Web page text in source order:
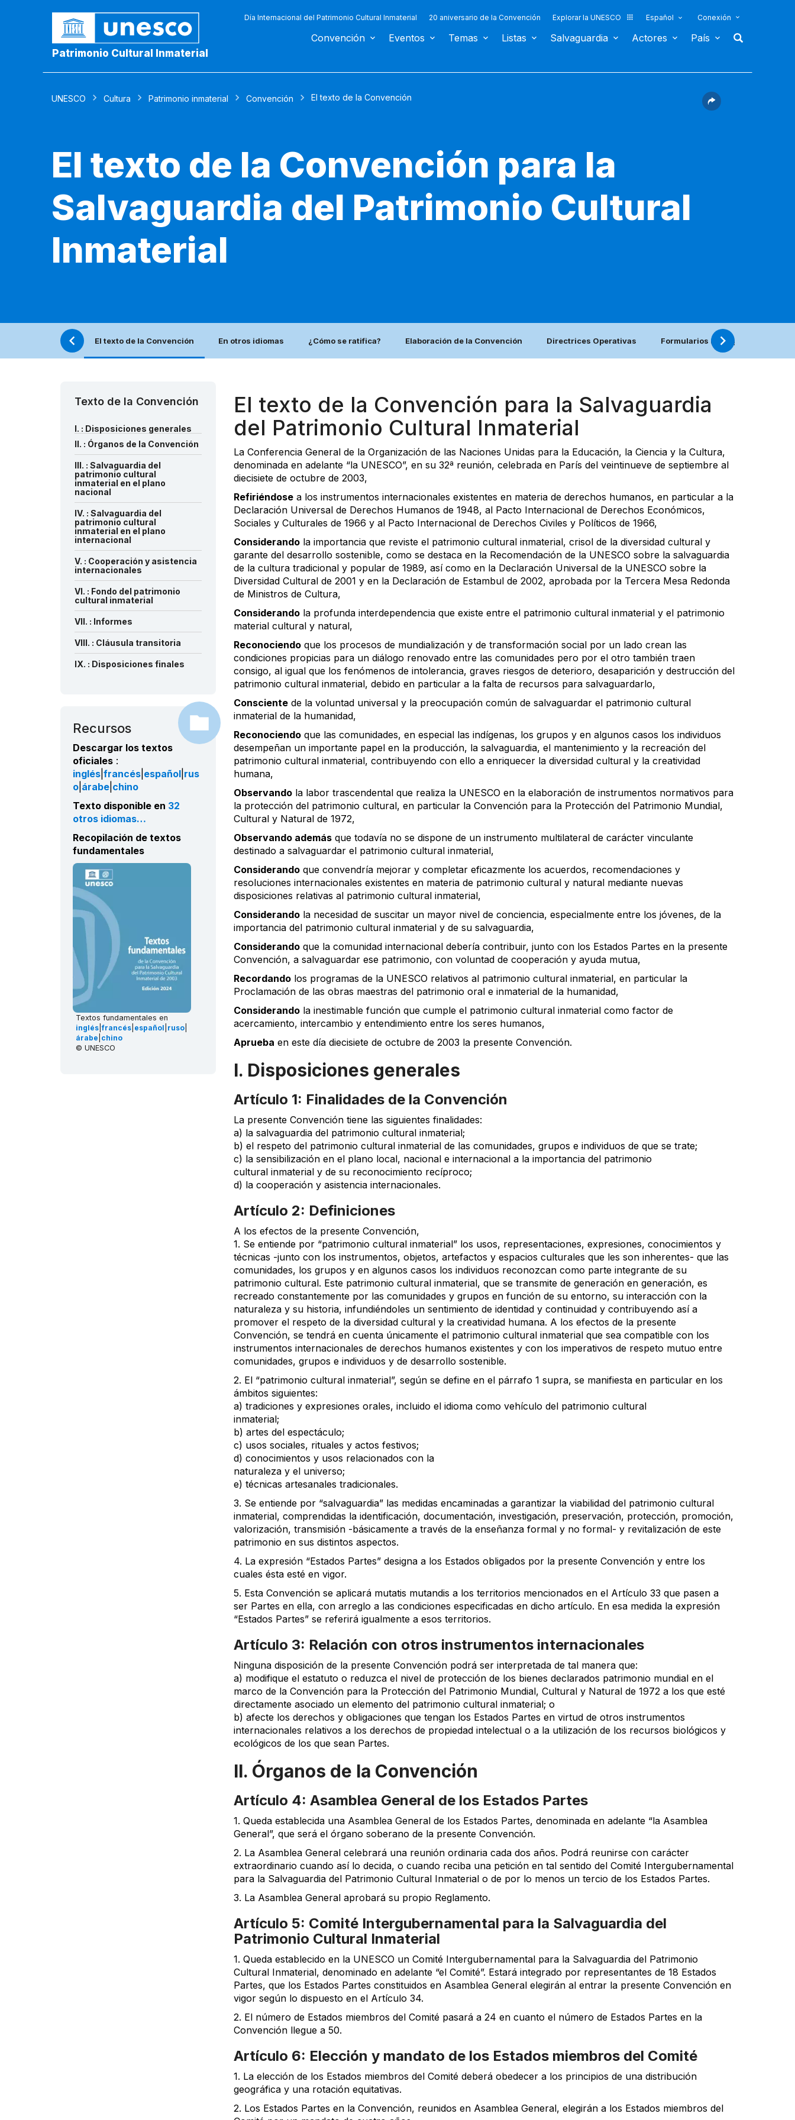
Patrimonio Cultural Inmaterial
Día Internacional del Patrimonio Cultural Inmaterial 20 aniversario de la Convención Explorar la UNESCO Español Conexión
Convención Eventos Temas Listas Salvaguardia Actores País
UNESCO Cultura Patrimonio inmaterial Convención El texto de la Convención
El texto de la Convención para la
Salvaguardia del Patrimonio Cultural
Inmaterial
El texto de la Convención En otros idiomas ¿Cómo se ratifica? Elaboración de la Convención Directrices Operativas Formularios (en inglés)
Texto de la Convención
I. : Disposiciones generales
II. : Órganos de la Convención
III. : Salvaguardia del
patrimonio cultural
inmaterial en el plano
nacional
IV. : Salvaguardia del
patrimonio cultural
inmaterial en el plano
internacional
V. : Cooperación y asistencia
internacionales
VI. : Fondo del patrimonio
cultural inmaterial
VII. : Informes
VIII. : Cláusula transitoria
IX. : Disposiciones finales
Recursos
Descargar los textos
oficiales :
inglés francés español rus
o árabe chino
Texto disponible en 32
otros idiomas…
Recopilación de textos
fundamentales
Textos fundamentales en
inglés |francés español ruso
árabe chino
© UNESCO
El texto de la Convención para la Salvaguardia
del Patrimonio Cultural Inmaterial
La Conferencia General de la Organización de las Naciones Unidas para la Educación, la Ciencia y la Cultura,
denominada en adelante “la UNESCO”, en su 32ª reunión, celebrada en París del veintinueve de septiembre al
diecisiete de octubre de 2003,
Refiriéndosea los instrumentos internacionales existentes en materia de derechos humanos, en particular a la
Declaración Universal de Derechos Humanos de 1948, al Pacto Internacional de Derechos Económicos,
Sociales y Culturales de 1966 y al Pacto Internacional de Derechos Civiles y Políticos de 1966,
Considerandola importancia que reviste el patrimonio cultural inmaterial, crisol de la diversidad cultural y
garante del desarrollo sostenible, como se destaca en la Recomendación de la UNESCO sobre la salvaguardia
de la cultura tradicional y popular de 1989, así como en la Declaración Universal de la UNESCO sobre la
Diversidad Cultural de 2001 y en la Declaración de Estambul de 2002, aprobada por la Tercera Mesa Redonda
de Ministros de Cultura,
Considerandola profunda interdependencia que existe entre el patrimonio cultural inmaterial y el patrimonio
material cultural y natural,
Reconociendoque los procesos de mundialización y de transformación social por un lado crean las
condiciones propicias para un diálogo renovado entre las comunidades pero por el otro también traen
consigo, al igual que los fenómenos de intolerancia, graves riesgos de deterioro, desaparición y destrucción del
patrimonio cultural inmaterial, debido en particular a la falta de recursos para salvaguardarlo,
Conscientede la voluntad universal y la preocupación común de salvaguardar el patrimonio cultural
inmaterial de la humanidad,
Reconociendoque las comunidades, en especial las indígenas, los grupos y en algunos casos los individuos
desempeñan un importante papel en la producción, la salvaguardia, el mantenimiento y la recreación del
patrimonio cultural inmaterial, contribuyendo con ello a enriquecer la diversidad cultural y la creatividad
humana,
Observandola labor trascendental que realiza la UNESCO en la elaboración de instrumentos normativos para
la protección del patrimonio cultural, en particular la Convención para la Protección del Patrimonio Mundial,
Cultural y Natural de 1972,
Observando ademásque todavía no se dispone de un instrumento multilateral de carácter vinculante
destinado a salvaguardar el patrimonio cultural inmaterial,
Considerandoque convendría mejorar y completar eficazmente los acuerdos, recomendaciones y
resoluciones internacionales existentes en materia de patrimonio cultural y natural mediante nuevas
disposiciones relativas al patrimonio cultural inmaterial,
Considerandola necesidad de suscitar un mayor nivel de conciencia, especialmente entre los jóvenes, de la
importancia del patrimonio cultural inmaterial y de su salvaguardia,
Considerandoque la comunidad internacional debería contribuir, junto con los Estados Partes en la presente
Convención, a salvaguardar ese patrimonio, con voluntad de cooperación y ayuda mutua,
Recordandolos programas de la UNESCO relativos al patrimonio cultural inmaterial, en particular la
Proclamación de las obras maestras del patrimonio oral e inmaterial de la humanidad,
Considerandola inestimable función que cumple el patrimonio cultural inmaterial como factor de
acercamiento, intercambio y entendimiento entre los seres humanos,
Aprueba en este día diecisiete de octubre de 2003 la presente Convención.
I. Disposiciones generales
Artículo 1: Finalidades de la Convención
La presente Convención tiene las siguientes finalidades:
a) la salvaguardia del patrimonio cultural inmaterial;
b) el respeto del patrimonio cultural inmaterial de las comunidades, grupos e individuos de que se trate;
c) la sensibilización en el plano local, nacional e internacional a la importancia del patrimonio
cultural inmaterial y de su reconocimiento recíproco;
d) la cooperación y asistencia internacionales.
Artículo 2: Definiciones
A los efectos de la presente Convención,
1. Se entiende por “patrimonio cultural inmaterial” los usos, representaciones, expresiones, conocimientos y
técnicas -junto con los instrumentos, objetos, artefactos y espacios culturales que les son inherentes- que las
comunidades, los grupos y en algunos casos los individuos reconozcan como parte integrante de su
patrimonio cultural. Este patrimonio cultural inmaterial, que se transmite de generación en generación, es
recreado constantemente por las comunidades y grupos en función de su entorno, su interacción con la
naturaleza y su historia, infundiéndoles un sentimiento de identidad y continuidad y contribuyendo así a
promover el respeto de la diversidad cultural y la creatividad humana. A los efectos de la presente
Convención, se tendrá en cuenta únicamente el patrimonio cultural inmaterial que sea compatible con los
instrumentos internacionales de derechos humanos existentes y con los imperativos de respeto mutuo entre
comunidades, grupos e individuos y de desarrollo sostenible.
2. El “patrimonio cultural inmaterial”, según se define en el párrafo 1 supra, se manifiesta en particular en los
ámbitos siguientes:
a) tradiciones y expresiones orales, incluido el idioma como vehículo del patrimonio cultural
inmaterial;
b) artes del espectáculo;
c) usos sociales, rituales y actos festivos;
d) conocimientos y usos relacionados con la
naturaleza y el universo;
e) técnicas artesanales tradicionales.
3. Se entiende por “salvaguardia” las medidas encaminadas a garantizar la viabilidad del patrimonio cultural
inmaterial, comprendidas la identificación, documentación, investigación, preservación, protección, promoción,
valorización, transmisión -básicamente a través de la enseñanza formal y no formal- y revitalización de este
patrimonio en sus distintos aspectos.
4. La expresión “Estados Partes” designa a los Estados obligados por la presente Convención y entre los
cuales ésta esté en vigor.
5. Esta Convención se aplicará mutatis mutandis a los territorios mencionados en el Artículo 33 que pasen a
ser Partes en ella, con arreglo a las condiciones especificadas en dicho artículo. En esa medida la expresión
“Estados Partes” se referirá igualmente a esos territorios.
Artículo 3: Relación con otros instrumentos internacionales
Ninguna disposición de la presente Convención podrá ser interpretada de tal manera que:
a) modifique el estatuto o reduzca el nivel de protección de los bienes declarados patrimonio mundial en el
marco de la Convención para la Protección del Patrimonio Mundial, Cultural y Natural de 1972 a los que esté
directamente asociado un elemento del patrimonio cultural inmaterial; o
b) afecte los derechos y obligaciones que tengan los Estados Partes en virtud de otros instrumentos
internacionales relativos a los derechos de propiedad intelectual o a la utilización de los recursos biológicos y
ecológicos de los que sean Partes.
II. Órganos de la Convención
Artículo 4: Asamblea General de los Estados Partes
1. Queda establecida una Asamblea General de los Estados Partes, denominada en adelante “la Asamblea
General”, que será el órgano soberano de la presente Convención.
2. La Asamblea General celebrará una reunión ordinaria cada dos años. Podrá reunirse con carácter
extraordinario cuando así lo decida, o cuando reciba una petición en tal sentido del Comité Intergubernamental
para la Salvaguardia del Patrimonio Cultural Inmaterial o de por lo menos un tercio de los Estados Partes.
3. La Asamblea General aprobará su propio Reglamento.
Artículo 5: Comité Intergubernamental para la Salvaguardia del
Patrimonio Cultural Inmaterial
1. Queda establecido en la UNESCO un Comité Intergubernamental para la Salvaguardia del Patrimonio
Cultural Inmaterial, denominado en adelante “el Comité”. Estará integrado por representantes de 18 Estados
Partes, que los Estados Partes constituidos en Asamblea General elegirán al entrar la presente Convención en
vigor según lo dispuesto en el Artículo 34.
2. El número de Estados miembros del Comité pasará a 24 en cuanto el número de Estados Partes en la
Convención llegue a 50.
Artículo 6: Elección y mandato de los Estados miembros del Comité
1. La elección de los Estados miembros del Comité deberá obedecer a los principios de una distribución
geográfica y una rotación equitativas.
2. Los Estados Partes en la Convención, reunidos en Asamblea General, elegirán a los Estados miembros del